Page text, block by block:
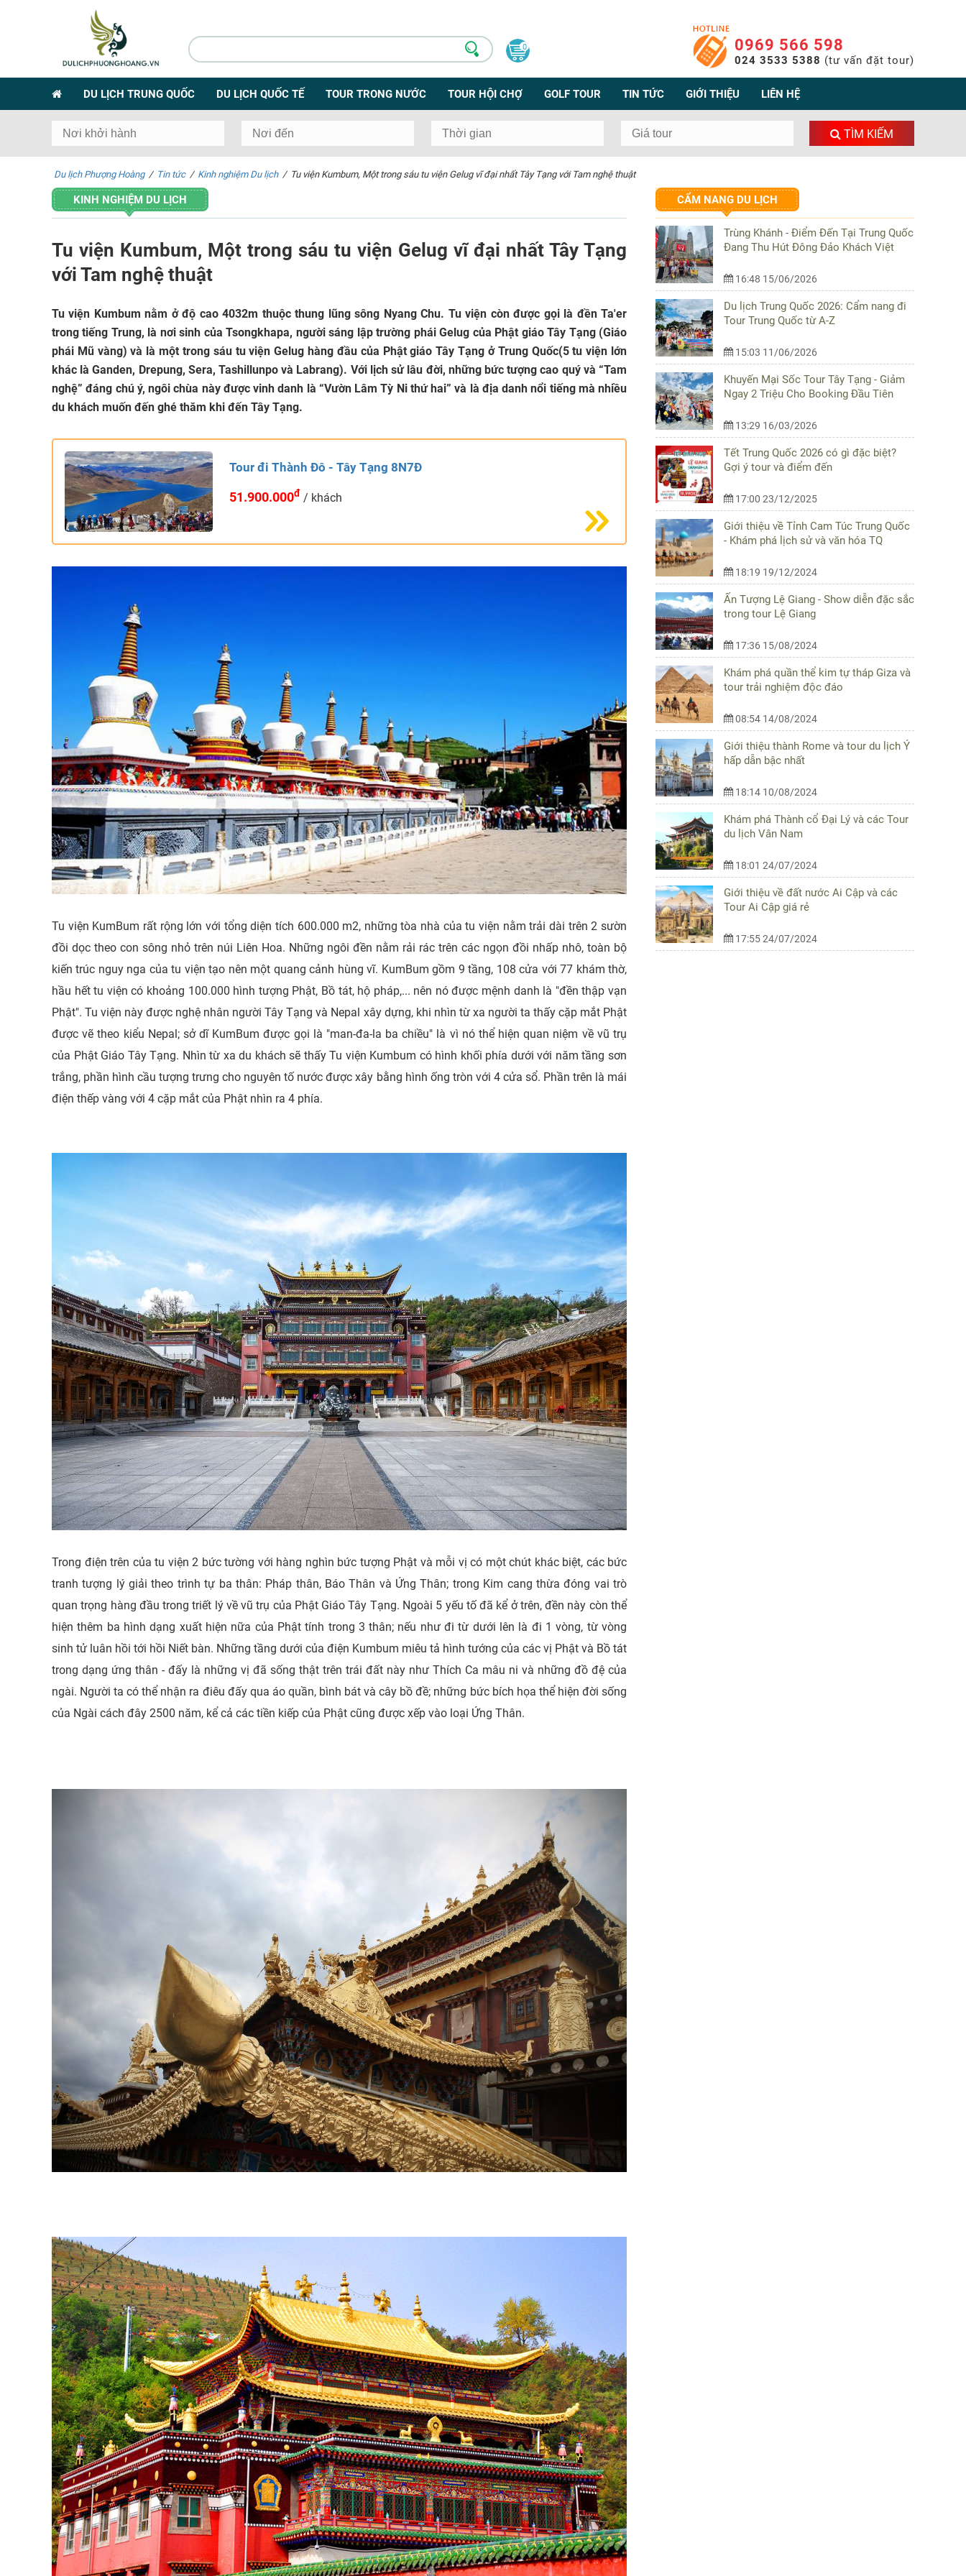
0 0969 566 598
024 3533 5388 (tư vấn đặt tour)
DU LỊCH TRUNG QUỐC DU LỊCH QUỐC TẾ TOUR TRONG NƯỚC TOUR HỘI CHỢ GOLF TOUR TIN TỨC GIỚI THIỆU LIÊN HỆ
TÌM KIẾM
Du lịch Phượng Hoàng / Tin tức / Kinh nghiệm Du lịch / Tu viện Kumbum, Một trong sáu tu viện Gelug vĩ đại nhất Tây Tạng với Tam nghệ thuật
KINH NGHIỆM DU LỊCH
Tu viện Kumbum, Một trong sáu tu viện Gelug vĩ đại nhất Tây Tạng
với Tam nghệ thuật
Tu viện Kumbum nằm ở độ cao 4032m thuộc thung lũng sông Nyang Chu. Tu viện còn được gọi là đền Ta'er
trong tiếng Trung, là nơi sinh của Tsongkhapa, người sáng lập trường phái Gelug của Phật giáo Tây Tạng (Giáo
phái Mũ vàng) và là một trong sáu tu viện Gelug hàng đầu của Phật giáo Tây Tạng ở Trung Quốc(5 tu viện lớn
khác là Ganden, Drepung, Sera, Tashillunpo và Labrang). Với lịch sử lâu đời, những bức tượng cao quý và “Tam
nghệ” đáng chú ý, ngôi chùa này được vinh danh là “Vườn Lâm Tỳ Ni thứ hai” và là địa danh nổi tiếng mà nhiều
du khách muốn đến ghé thăm khi đến Tây Tạng.
Tour đi Thành Đô - Tây Tạng 8N7Đ
51.900.000đ / khách
​Tu viện KumBum rất rộng lớn với tổng diện tích 600.000 m2, những tòa nhà của tu viện nằm trải dài trên 2 sườn
đồi dọc theo con sông nhỏ trên núi Liên Hoa. Những ngôi đền nằm rải rác trên các ngọn đồi nhấp nhô, toàn bộ
kiến trúc nguy nga của tu viện tạo nên một quang cảnh hùng vĩ. KumBum gồm 9 tầng, 108 cửa với 77 khám thờ,
hầu hết tu viện có khoảng 100.000 hình tượng Phật, Bồ tát, hộ pháp,... nên nó được mệnh danh là "đền thập vạn
Phật". Tu viện này được nghệ nhân người Tây Tạng và Nepal xây dựng, khi nhìn từ xa người ta thấy cặp mắt Phật
được vẽ theo kiểu Nepal; sở dĩ KumBum được gọi là "man-đa-la ba chiều" là vì nó thể hiện quan niệm về vũ trụ
của Phật Giáo Tây Tạng. Nhìn từ xa du khách sẽ thấy Tu viện Kumbum có hình khối phía dưới với năm tầng sơn
trắng, phần hình cầu tượng trưng cho nguyên tố nước được xây bằng hình ống tròn với 4 cửa sổ. Phần trên là mái
điện thếp vàng với 4 cặp mắt của Phật nhìn ra 4 phía.
​Trong điện trên của tu viện 2 bức tường với hàng nghìn bức tượng Phật và mỗi vị có một chút khác biệt, các bức
tranh tượng lý giải theo trình tự ba thân: Pháp thân, Báo Thân và Ứng Thân; trong Kim cang thừa đóng vai trò
quan trọng hàng đầu trong triết lý về vũ trụ của Phật Giáo Tây Tạng. Ngoài 5 yếu tố đã kể ở trên, đền này còn thể
hiện thêm ba hình dạng xuất hiện nữa của Phật tính trong 3 thân; nếu như đi từ dưới lên là đi 1 vòng, từ vòng
sinh tử luân hồi tới hồi Niết bàn. Những tầng dưới của điện Kumbum miêu tả hình tướng của các vị Phật và Bồ tát
trong dạng ứng thân - đấy là những vị đã sống thật trên trái đất này như Thích Ca mâu ni và những đồ đệ của
ngài. Người ta có thể nhận ra điêu đấy qua áo quần, bình bát và cây bồ đề; những bức bích họa thể hiện đời sống
của Ngài cách đây 2500 năm, kể cả các tiền kiếp của Phật cũng được xếp vào loại Ứng Thân.
CẨM NANG DU LỊCH
Trùng Khánh - Điểm Đến Tại Trung Quốc
Đang Thu Hút Đông Đảo Khách Việt
16:48 15/06/2026
Du lịch Trung Quốc 2026: Cẩm nang đi
Tour Trung Quốc từ A-Z
15:03 11/06/2026
Khuyến Mại Sốc Tour Tây Tạng - Giảm
Ngay 2 Triệu Cho Booking Đầu Tiên
13:29 16/03/2026
Tết Trung Quốc 2026 có gì đặc biệt?
Gợi ý tour và điểm đến
17:00 23/12/2025
Giới thiệu về Tỉnh Cam Túc Trung Quốc
- Khám phá lịch sử và văn hóa TQ
18:19 19/12/2024
Ấn Tượng Lệ Giang - Show diễn đặc sắc
trong tour Lệ Giang
17:36 15/08/2024
Khám phá quần thể kim tự tháp Giza và
tour trải nghiệm độc đáo
08:54 14/08/2024
Giới thiệu thành Rome và tour du lịch Ý
hấp dẫn bậc nhất
18:14 10/08/2024
Khám phá Thành cổ Đại Lý và các Tour
du lịch Vân Nam
18:01 24/07/2024
Giới thiệu về đất nước Ai Cập và các
Tour Ai Cập giá rẻ
17:55 24/07/2024